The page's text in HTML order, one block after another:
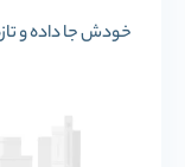
خودش جا داده و